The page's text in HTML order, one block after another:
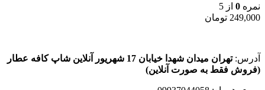
نمره 0 از 5
249,000 تومان
آدرس:تهران میدان شهدا خیابان 17 شهریور آنلاین شاپ کافه عطار
(فروش فقط به صورت آنلاین)